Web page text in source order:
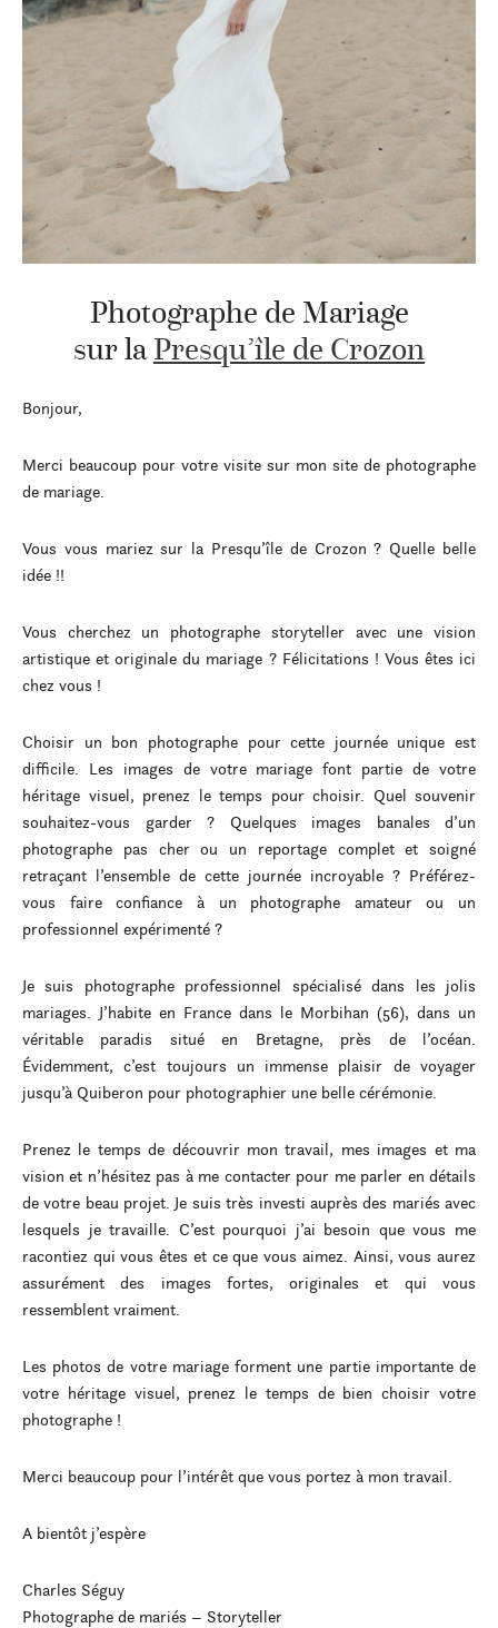
Photographe de Mariage
sur laPresqu’île de Crozon
Bonjour,
Merci beaucoup pour votre visite sur mon site de photographe
de mariage.
Vous vous mariez sur la Presqu’île de Crozon ? Quelle belle
idée !!
Vous cherchez un photographe storyteller avec une vision
artistique et originale du mariage ? Félicitations ! Vous êtes ici
chez vous !
Choisir un bon photographe pour cette journée unique est
difficile. Les images de votre mariage font partie de votre
héritage visuel, prenez le temps pour choisir. Quel souvenir
souhaitez-vous garder ? Quelques images banales d’un
photographe pas cher ou un reportage complet et soigné
retraçant l’ensemble de cette journée incroyable ? Préférez-
vous faire confiance à un photographe amateur ou un
professionnel expérimenté ?
Je suis photographe professionnel spécialisé dans les jolis
mariages. J’habite en France dans le Morbihan (56), dans un
véritable paradis situé en Bretagne, près de l’océan.
Évidemment, c’est toujours un immense plaisir de voyager
jusqu’à Quiberon pour photographier une belle cérémonie.
Prenez le temps de découvrir mon travail, mes images et ma
vision et n’hésitez pas à me contacter pour me parler en détails
de votre beau projet. Je suis très investi auprès des mariés avec
lesquels je travaille. C’est pourquoi j’ai besoin que vous me
racontiez qui vous êtes et ce que vous aimez. Ainsi, vous aurez
assurément des images fortes, originales et qui vous
ressemblent vraiment.
Les photos de votre mariage forment une partie importante de
votre héritage visuel, prenez le temps de bien choisir votre
photographe !
Merci beaucoup pour l’intérêt que vous portez à mon travail.
A bientôt j’espère
Charles Séguy
Photographe de mariés – Storyteller